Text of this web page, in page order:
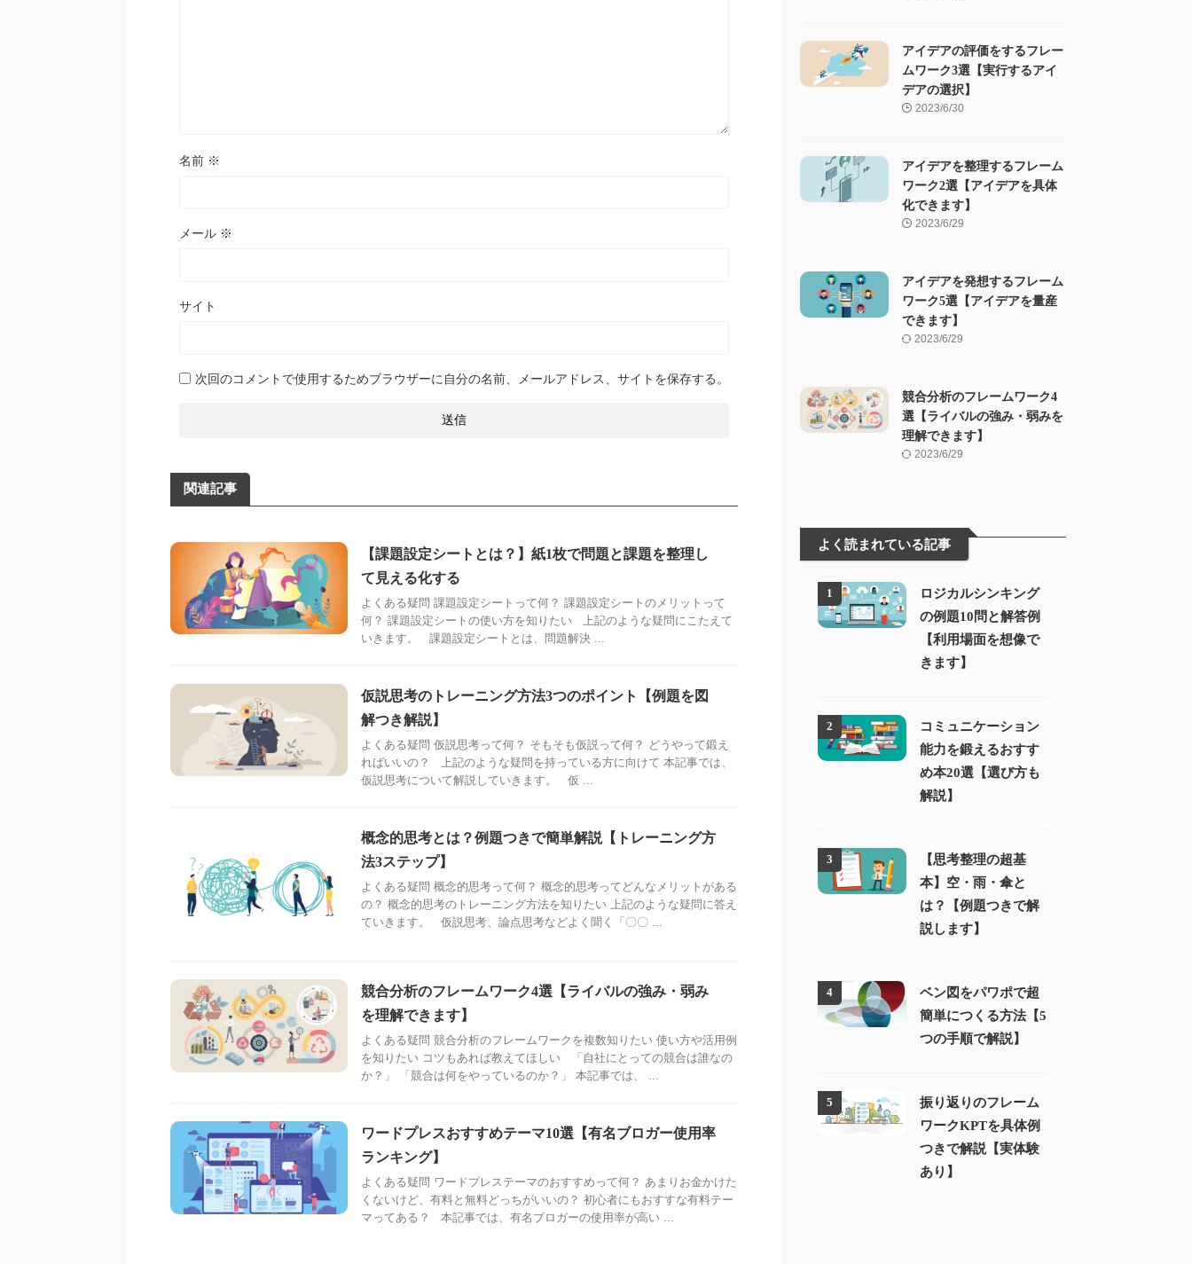
名前 ※
メール ※
サイト
次回のコメントで使用するためブラウザーに自分の名前、メールアドレス、サイトを保存する。
関連記事
【課題設定シートとは？】紙1枚で問題と課題を整理し
て見える化する
よくある疑問 課題設定シートって何？ 課題設定シートのメリットって
何？ 課題設定シートの使い方を知りたい 上記のような疑問にこたえて
いきます。 課題設定シートとは、問題解決 ...
仮説思考のトレーニング方法3つのポイント【例題を図
解つき解説】
よくある疑問 仮説思考って何？ そもそも仮説って何？ どうやって鍛え
ればいいの？ 上記のような疑問を持っている方に向けて 本記事では、
仮説思考について解説していきます。 仮 ...
概念的思考とは？例題つきで簡単解説【トレーニング方
法3ステップ】
よくある疑問 概念的思考って何？ 概念的思考ってどんなメリットがある
の？ 概念的思考のトレーニング方法を知りたい 上記のような疑問に答え
ていきます。 仮説思考、論点思考などよく聞く「〇〇 ...
競合分析のフレームワーク4選【ライバルの強み・弱み
を理解できます】
よくある疑問 競合分析のフレームワークを複数知りたい 使い方や活用例
を知りたい コツもあれば教えてほしい 「自社にとっての競合は誰なの
か？」 「競合は何をやっているのか？」 本記事では、 ...
ワードプレスおすすめテーマ10選【有名ブロガー使用率
ランキング】
よくある疑問 ワードプレステーマのおすすめって何？ あまりお金かけた
くないけど、有料と無料どっちがいいの？ 初心者にもおすすな有料テー
マってある？ 本記事では、有名ブロガーの使用率が高い ...
アイデアの評価をするフレー
ムワーク3選【実行するアイ
デアの選択】
2023/6/30
アイデアを整理するフレーム
ワーク2選【アイデアを具体
化できます】
2023/6/29
アイデアを発想するフレーム
ワーク5選【アイデアを量産
できます】
2023/6/29
競合分析のフレームワーク4
選【ライバルの強み・弱みを
理解できます】
2023/6/29
よく読まれている記事
1
ロジカルシンキング
の例題10問と解答例
【利用場面を想像で
きます】
2
コミュニケーション
能力を鍛えるおすす
め本20選【選び方も
解説】
3
【思考整理の超基
本】空・雨・傘と
は？【例題つきで解
説します】
4
ベン図をパワポで超
簡単につくる方法【5
つの手順で解説】
5
振り返りのフレーム
ワークKPTを具体例
つきで解説【実体験
あり】